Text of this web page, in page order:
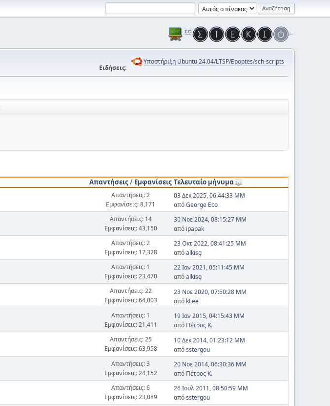
Ειδήσεις:
Υποστήριξη Ubuntu 24.04/LTSP/Epoptes/sch-scripts
Απαντήσεις/ Εμφανίσεις Τελευταίο μήνυμα
Απαντήσεις: 2
Εμφανίσεις: 8,171
03 Δεκ 2025, 06:44:33 ΜΜ
απόGeorge Eco
Απαντήσεις: 14
Εμφανίσεις: 43,150
30 Νοε 2024, 08:15:27 ΜΜ
από ipapak
Απαντήσεις: 2
Εμφανίσεις: 17,328
23 Οκτ 2022, 08:41:25 ΜΜ
απόalkisg
Απαντήσεις: 1
Εμφανίσεις: 23,470
22 Ιαν 2021, 05:11:45 ΜΜ
απόalkisg
Απαντήσεις: 22
Εμφανίσεις: 64,003
23 Νοε 2020, 07:50:28 ΜΜ
από kLee
Απαντήσεις: 1
Εμφανίσεις: 21,411
19 Ιαν 2015, 04:15:43 ΜΜ
από Πέτρος Κ.
Απαντήσεις: 25
Εμφανίσεις: 63,958
10 Δεκ 2014, 01:23:12 ΜΜ
απόsstergou
Απαντήσεις: 3
Εμφανίσεις: 24,152
20 Νοε 2014, 06:30:36 ΜΜ
από Πέτρος Κ.
Απαντήσεις: 6
Εμφανίσεις: 23,089
26 Ιουλ 2011, 08:50:59 ΜΜ
απόsstergou